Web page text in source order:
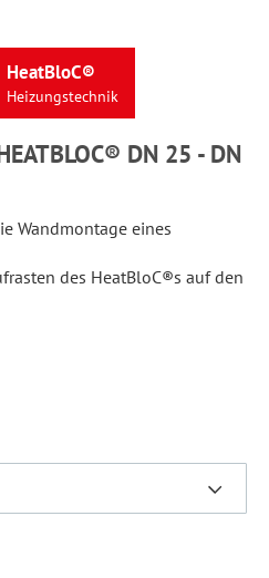
HeatBloC®
Heizungstechnik
DN 25 - DN
Wandmontage eines
des HeatBloC®s auf den